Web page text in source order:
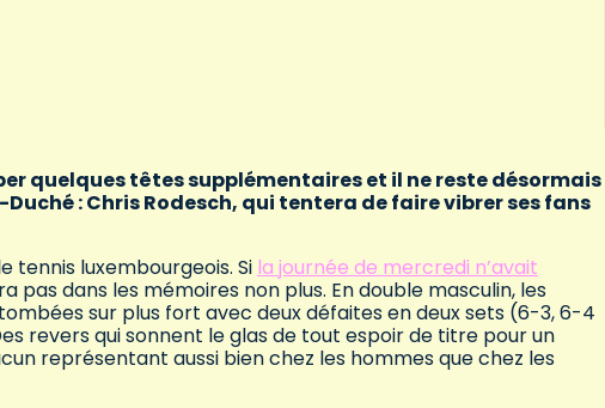
quelques têtes supplémentaires et il ne reste désormais
: Chris Rodesch, qui tentera de faire vibrer ses fans
tennis luxembourgeois. Si la journée de mercredi n’avait
pas dans les mémoires non plus. En double masculin, les
sur plus fort avec deux défaites en deux sets (6-3, 6-4
revers qui sonnent le glas de tout espoir de titre pour un
représentant aussi bien chez les hommes que chez les